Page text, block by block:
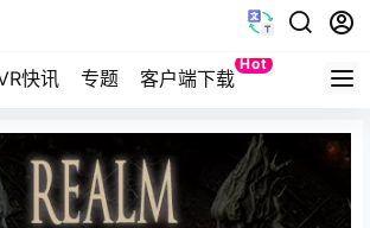
快讯 专题 客户端下载
Hot
Quest